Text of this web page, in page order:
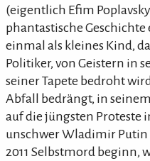
(eigentlich Efim
phantastische
einmal als kleines Kind,
Politiker, von Geistern in
seiner Tapete bedroht
Abfall bedrängt, in
auf die jüngsten Proteste
unschwer Wladimir Putin
2011 Selbstmord beginn,